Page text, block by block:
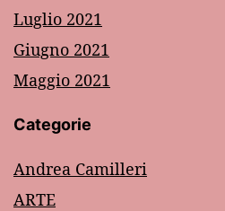
Luglio 2021
Giugno 2021
Maggio 2021
Categorie
Andrea Camilleri
ARTE